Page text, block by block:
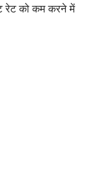
रेट को कम करने में